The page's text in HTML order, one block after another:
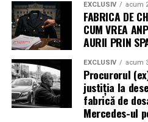
EXCLUSIV acum
FABRICA DE
CUM VREA
AURII PRIN
EXCLUSIV acum
Procurorul
justiția la
fabrică de
Mercedes-ul